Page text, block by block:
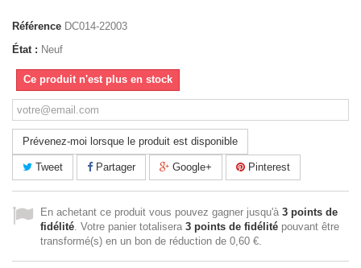
Référence DC014-22003
État : Neuf
Ce produit n'est plus en stock
Prévenez-moi lorsque le produit est disponible
Tweet Partager Google+ Pinterest
En achetant ce produit vous pouvez gagner jusqu'à 3 points de
fidélité. Votre panier totalisera 3 points de fidélité pouvant être
transformé(s) en un bon de réduction de 0,60 €.